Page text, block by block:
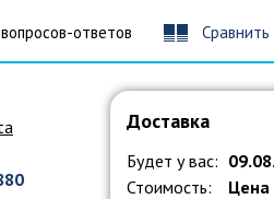
ответов Сравнить
Доставка
Будет у вас:
Стоимость:
Цена